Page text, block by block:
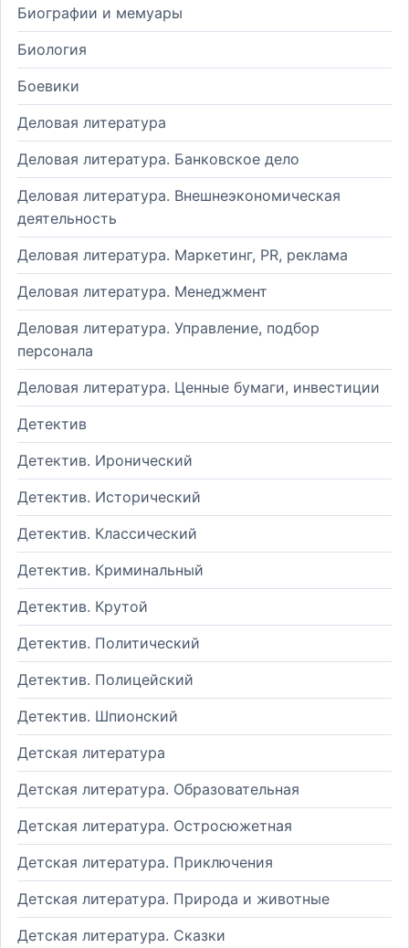
Биографии и мемуары
Биология
Боевики
Деловая литература
Деловая литература. Банковское дело
Деловая литература. Внешнеэкономическая
деятельность
Деловая литература. Маркетинг, PR, реклама
Деловая литература. Менеджмент
Деловая литература. Управление, подбор
персонала
Деловая литература. Ценные бумаги, инвестиции
Детектив
Детектив. Иронический
Детектив. Исторический
Детектив. Классический
Детектив. Криминальный
Детектив. Крутой
Детектив. Политический
Детектив. Полицейский
Детектив. Шпионский
Детская литература
Детская литература. Образовательная
Детская литература. Остросюжетная
Детская литература. Приключения
Детская литература. Природа и животные
Детская литература. Сказки